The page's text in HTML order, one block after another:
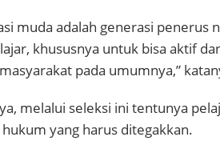
muda adalah generasi penerus
khususnya untuk bisa aktif
pada umumnya,”
melalui seleksi ini tentunya
yang harus ditegakkan.